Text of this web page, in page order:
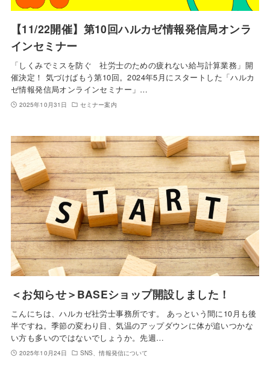
【11/22開催】第10回ハルカゼ情報発信局オンラ
インセミナー
「しくみでミスを防ぐ 社労士のための疲れない給与計算業務」開
催決定！ 気づけばもう第10回。2024年5月にスタートした「ハルカ
ゼ情報発信局オンラインセミナー」…
2025年10月31日 セミナー案内
＜お知らせ＞BASEショップ開設しました！
こんにちは、ハルカゼ社労士事務所です。 あっという間に10月も後
半ですね。季節の変わり目、気温のアップダウンに体が追いつかな
い方も多いのではないでしょうか。先週…
2025年10月24日 SNS、情報発信について